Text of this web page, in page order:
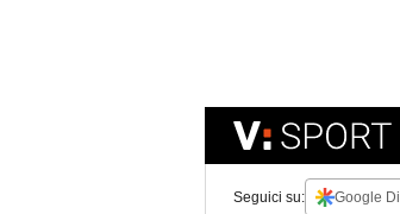
Seguici su: Google